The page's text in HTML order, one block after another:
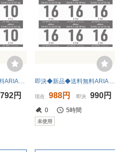
即決◆新品◆送料無料ARIA AGS-8001L x 6 [.010P] エレキギター用 バラ弦 1弦 LIGHT/メール便
792円
即決◆新品◆送料無料ARIA AGS-8003XL x 6 [.016P] エレキギター用 バラ弦 3弦 EXTRA LIGHT/メール便
現在 988円 即決 990円
0 5時間
未使用